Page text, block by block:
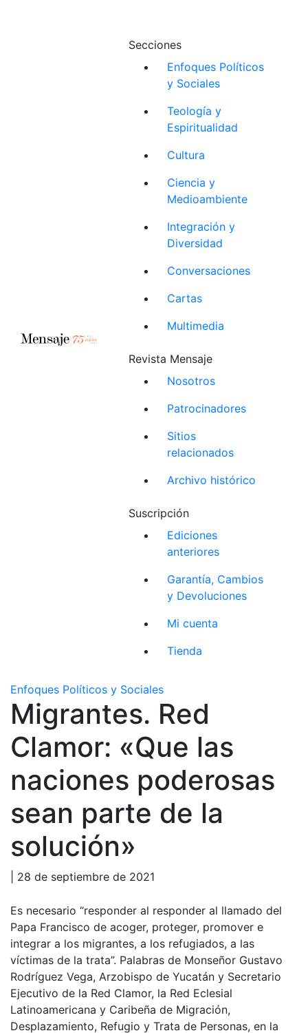
Secciones
Enfoques Políticos
y Sociales
Teología y
Espiritualidad
Cultura
Ciencia y
Medioambiente
Integración y
Diversidad
Conversaciones
Cartas
Multimedia
Revista Mensaje
Nosotros
Patrocinadores
Sitios
relacionados
Archivo histórico
Suscripción
Ediciones
anteriores
Garantía, Cambios
y Devoluciones
Mi cuenta
Tienda
Enfoques Políticos y Sociales
Migrantes. Red
Clamor: «Que las
naciones poderosas
sean parte de la
solución»
| 28 de septiembre de 2021
Es necesario “responder al responder al llamado del
Papa Francisco de acoger, proteger, promover e
integrar a los migrantes, a los refugiados, a las
víctimas de la trata”. Palabras de Monseñor Gustavo
Rodríguez Vega, Arzobispo de Yucatán y Secretario
Ejecutivo de la Red Clamor, la Red Eclesial
Latinoamericana y Caribeña de Migración,
Desplazamiento, Refugio y Trata de Personas, en la